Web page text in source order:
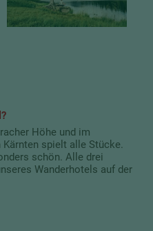
Höhe und im
spielt alle Stücke.
schön. Alle drei
Wanderhotels auf der